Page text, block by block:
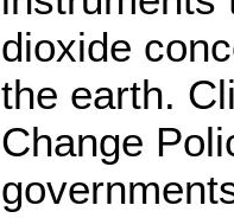
dioxide
the earth.
Change